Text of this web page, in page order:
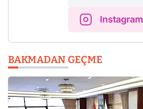
Instagram
BAKMADAN GEÇME